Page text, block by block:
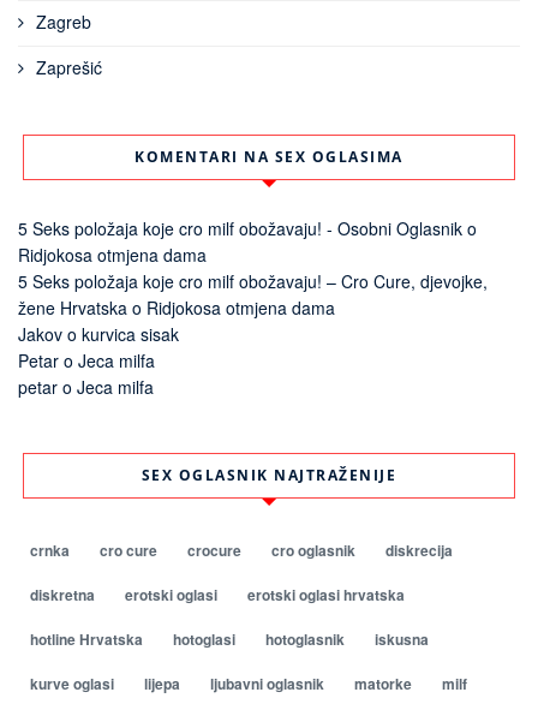
Zagreb
Zaprešić
KOMENTARI NA SEX OGLASIMA
5 Seks položaja koje cro milf obožavaju! - Osobni Oglasnik o
Ridjokosa otmjena dama
5 Seks položaja koje cro milf obožavaju! – Cro Cure, djevojke,
žene Hrvatska o Ridjokosa otmjena dama
Jakov o kurvica sisak
Petar o Jeca milfa
petar o Jeca milfa
SEX OGLASNIK NAJTRAŽENIJE
crnka cro cure crocure cro oglasnik diskrecija
diskretna erotski oglasi erotski oglasi hrvatska
hotline Hrvatska hotoglasi hotoglasnik iskusna
kurve oglasi lijepa ljubavni oglasnik matorke milf